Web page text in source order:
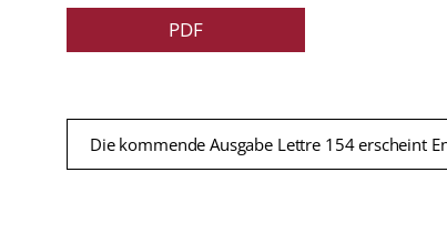
PDF
Die kommende Ausgabe Lettre 154 erscheint